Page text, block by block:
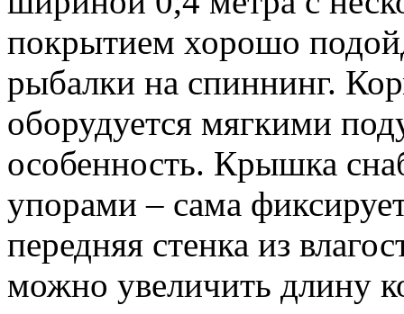
покрытием хорошо
рыбалки на спиннинг.
оборудуется мягкими
особенность. Крышка
упорами – сама
передняя стенка из
можно увеличить длину